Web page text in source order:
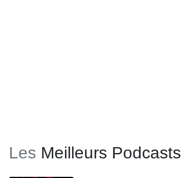
Les Meilleurs Podcasts